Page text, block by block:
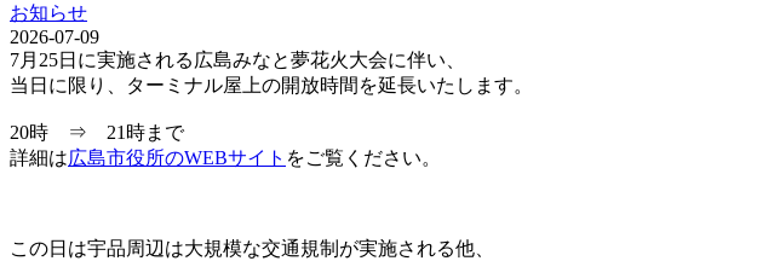
お知らせ
2026-07-09
7月25日に実施される広島みなと夢花火大会に伴い、
当日に限り、ターミナル屋上の開放時間を延長いたします。
20時 ⇒ 21時まで
詳細は広島市役所のWEBサイト をご覧ください。
この日は宇品周辺は大規模な交通規制が実施される他、